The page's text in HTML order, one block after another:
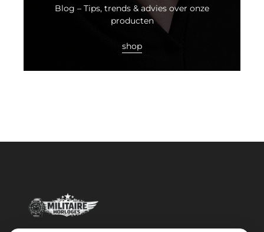
Blog – Tips, trends & advies over onze
producten
shop